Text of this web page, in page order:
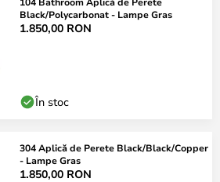
Black/Polycarbonat - Lampe Gras
1.850,00 RON
În stoc
304 Aplică de Perete Black/Black/Copper
- Lampe Gras
1.850,00 RON